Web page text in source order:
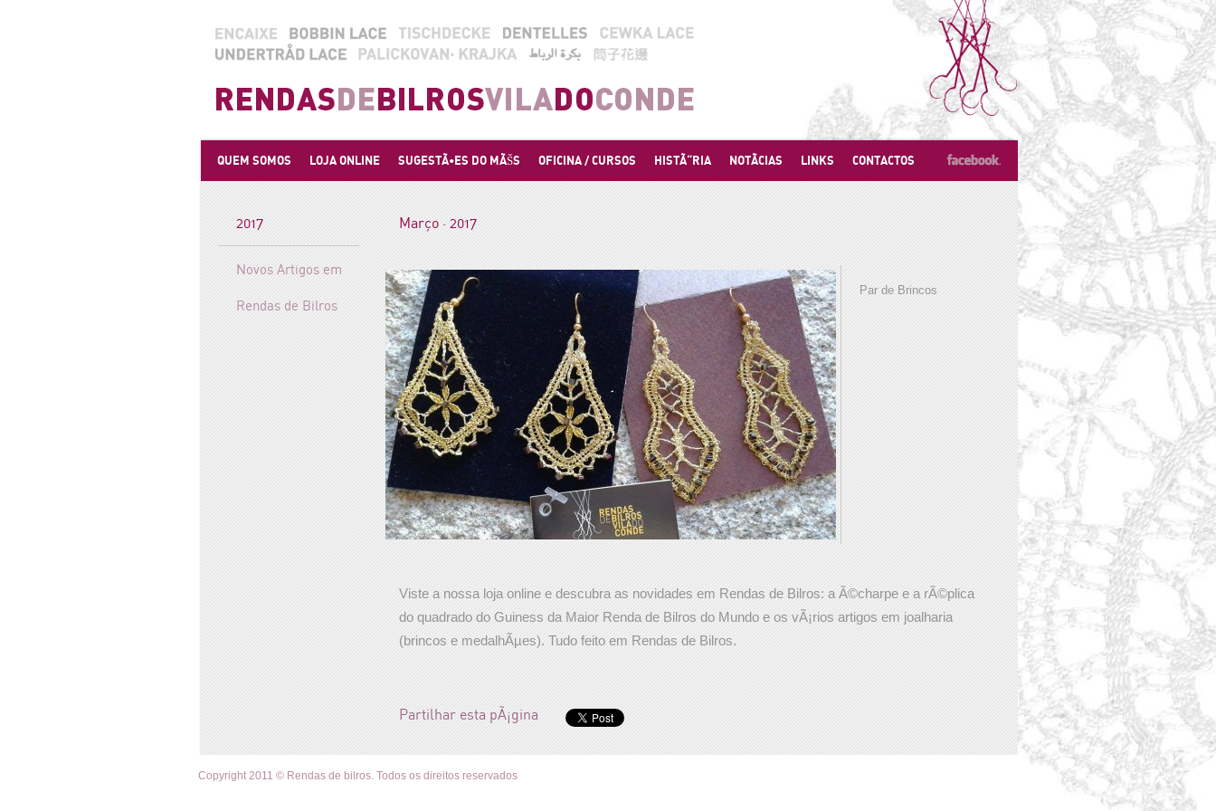
QUEM SOMOS LOJA ONLINE SUGESTÃ•ES DO MÃŠS OFICINA / CURSOS HISTÃ“RIA NOTÃCIAS LINKS CONTACTOS
2017
Novos Artigos em
Rendas de Bilros
Março · 2017
Par de Brincos
Variados
Viste a nossa loja online e descubra as novidades em Rendas de Bilros: a Ã©charpe e a rÃ©plica
do quadrado do Guiness da Maior Renda de Bilros do Mundo e os vÃ¡rios artigos em joalharia
(brincos e medalhÃµes). Tudo feito em Rendas de Bilros.
Partilhar esta pÃ¡gina
Copyright 2011 © Rendas de bilros. Todos os direitos reservados